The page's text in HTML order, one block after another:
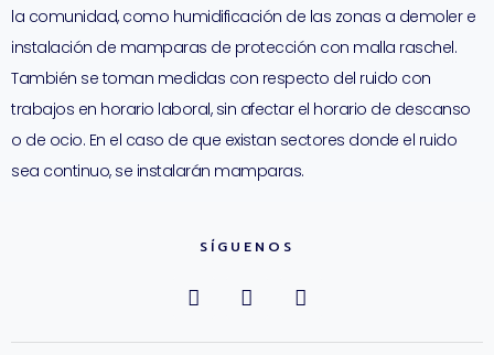
la comunidad, como humidificación de las zonas a demoler e
instalación de mamparas de protección con malla raschel.
También se toman medidas con respecto del ruido con
trabajos en horario laboral, sin afectar el horario de descanso
o de ocio. En el caso de que existan sectores donde el ruido
sea continuo, se instalarán mamparas.
SÍGUENOS